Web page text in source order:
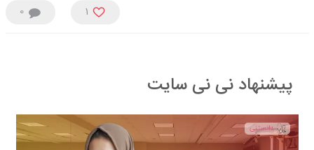
0 1
پیشنهاد نی نی سایت